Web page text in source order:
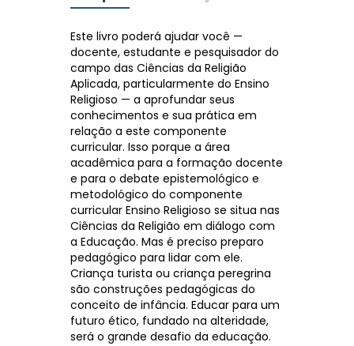
Este livro poderá ajudar você —
docente, estudante e pesquisador do
campo das Ciências da Religião
Aplicada, particularmente do Ensino
Religioso — a aprofundar seus
conhecimentos e sua prática em
relação a este componente
curricular. Isso porque a área
acadêmica para a formação docente
e para o debate epistemológico e
metodológico do componente
curricular Ensino Religioso se situa nas
Ciências da Religião em diálogo com
a Educação. Mas é preciso preparo
pedagógico para lidar com ele.
Criança turista ou criança peregrina
são construções pedagógicas do
conceito de infância. Educar para um
futuro ético, fundado na alteridade,
será o grande desafio da educação.